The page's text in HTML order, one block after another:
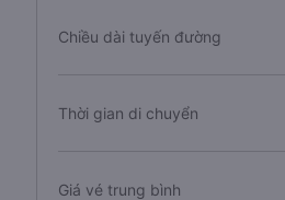
Chiều dài tuyến đường
Thời gian di chuyển
Giá vé trung bình